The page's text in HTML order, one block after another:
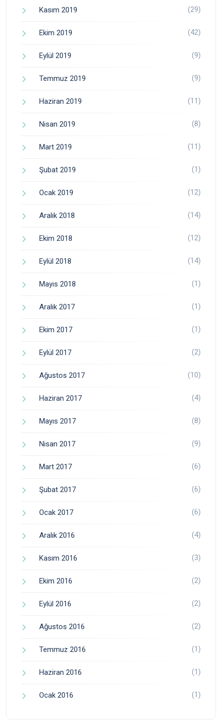
Kasım 2019 (29)
Ekim 2019 (42)
Eylül 2019 (9)
Temmuz 2019 (9)
Haziran 2019 (11)
Nisan 2019 (8)
Mart 2019 (11)
Şubat 2019 (1)
Ocak 2019 (12)
Aralık 2018 (14)
Ekim 2018 (12)
Eylül 2018 (14)
Mayıs 2018 (1)
Aralık 2017 (1)
Ekim 2017 (1)
Eylül 2017 (2)
Ağustos 2017 (10)
Haziran 2017 (4)
Mayıs 2017 (8)
Nisan 2017 (9)
Mart 2017 (6)
Şubat 2017 (6)
Ocak 2017 (6)
Aralık 2016 (4)
Kasım 2016 (3)
Ekim 2016 (2)
Eylül 2016 (2)
Ağustos 2016 (2)
Temmuz 2016 (1)
Haziran 2016 (1)
Ocak 2016 (1)